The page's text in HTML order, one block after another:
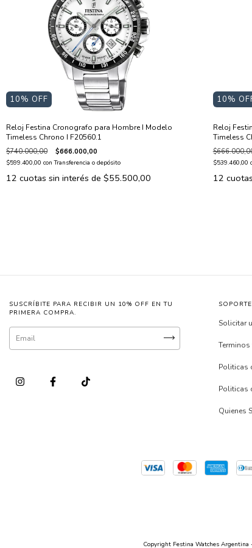
10% OFF
Reloj Festina Cronografo para Hombre I Modelo
Timeless Chrono I F20560.1
$740.000,00 $666.000,00
$599.400,00 con Transferencia o depósito
12 cuotas sin interés de $55.500,00
10%
Reloj
Timeless
$539.460,00
12
SUSCRÍBITE PARA RECIBIR UN 10% OFF EN TU
PRIMERA COMPRA.
SOPORTE
Solicitar
Politicas
Politicas
Quienes
Copyright Festina Watches Argentina